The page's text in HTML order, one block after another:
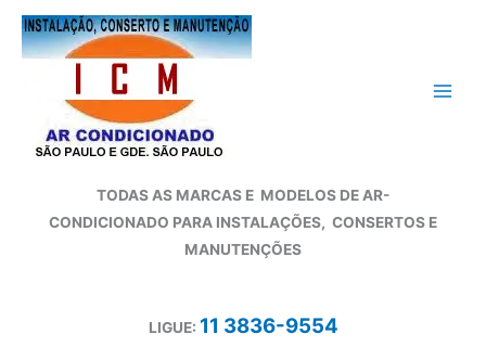
para
TODAS AS MARCAS E MODELOS DE AR-
CONDICIONADO PARA INSTALAÇÕES, CONSERTOS E
MANUTENÇÕES
LIGUE: 11 3836-9554